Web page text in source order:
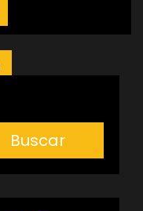
Buscar